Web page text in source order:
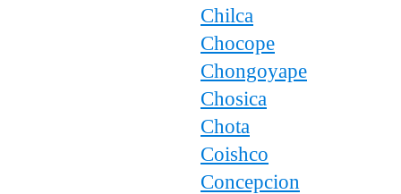
Chilca
Chocope
Chongoyape
Chosica
Chota
Coishco
Concepcion